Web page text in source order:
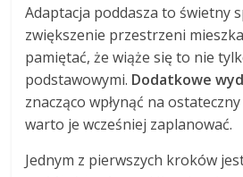
Adaptacja poddasza to świetny
zwiększenie przestrzeni
pamiętać, że wiąże się to nie
podstawowymi. Dodatkowe
znacząco wpłynąć na
warto je wcześniej zaplanować.
Jednym z pierwszych kroków